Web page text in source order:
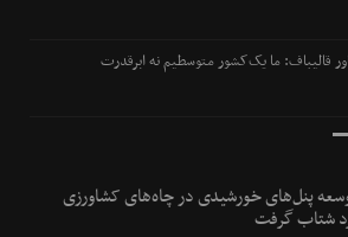
قالیباف: ما یک‌کشور متوسطیم نه ابرقدرت
پنل‌های خورشیدی در چاه‌های کشاورزی
شتاب گرفت